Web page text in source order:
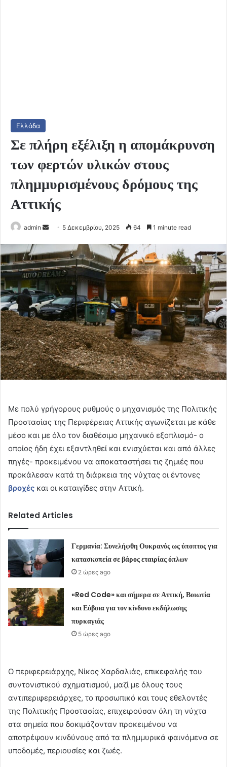
Ελλάδα
Σε πλήρη εξέλιξη η απομάκρυνση
των φερτών υλικών στους
πλημμυρισμένους δρόμους της
Αττικής
admin
Send
email
5 Δεκεμβρίου, 2025 64 1 minute read
Με πολύ γρήγορους ρυθμούς ο μηχανισμός της Πολιτικής
Προστασίας της Περιφέρειας Αττικής αγωνίζεται με κάθε
μέσο και με όλο τον διαθέσιμο μηχανικό εξοπλισμό- ο
οποίος ήδη έχει εξαντληθεί και ενισχύεται και από άλλες
πηγές- προκειμένου να αποκαταστήσει τις ζημιές που
προκάλεσαν κατά τη διάρκεια της νύχτας οι έντονες
βροχές και οι καταιγίδες στην Αττική.
Related Articles
Γερμανία: Συνελήφθη Ουκρανός ως ύποπτος για
κατασκοπεία σε βάρος εταιρίας όπλων
2 ώρες ago
«Red Code» και σήμερα σε Αττική, Βοιωτία
και Εύβοια για τον κίνδυνο εκδήλωσης
πυρκαγιάς
5 ώρες ago
Ο περιφερειάρχης, Νίκος Χαρδαλιάς, επικεφαλής του
συντονιστικού σχηματισμού, μαζί με όλους τους
αντιπεριφερειάρχες, το προσωπικό και τους εθελοντές
της Πολιτικής Προστασίας, επιχειρούσαν όλη τη νύχτα
στα σημεία που δοκιμάζονταν προκειμένου να
αποτρέψουν κινδύνους από τα πλημμυρικά φαινόμενα σε
υποδομές, περιουσίες και ζωές.